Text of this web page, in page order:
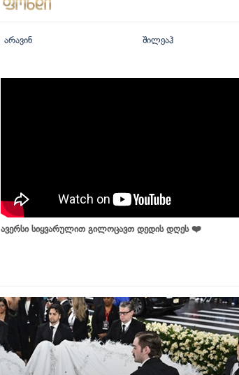
არავინ შილეაჰ
ავერსი სიყვარულით გილოცავთ დედის დღეს ❤️